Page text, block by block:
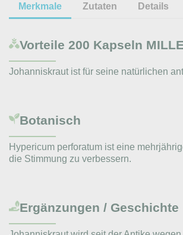
Merkmale Zutaten Details
Vorteile 200 Kapseln
Johanniskraut ist für seine natürlichen
Botanisch
Hypericum perforatum ist eine
die Stimmung zu verbessern.
Ergänzungen / Geschichte